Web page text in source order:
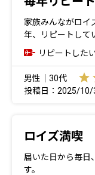
家族みんながロイ
年、リピートして
リピートした
男性｜30代
投稿日：2025/10/
ロイズ満喫
届いた日から毎日
す。